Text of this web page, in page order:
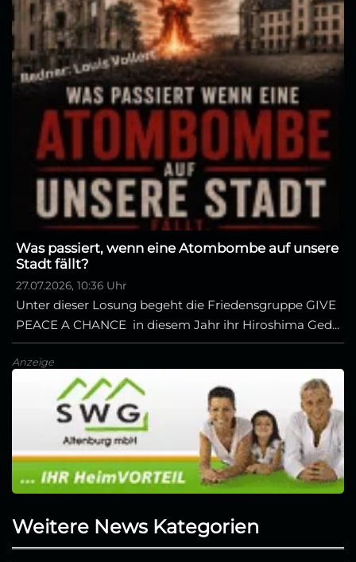
Was passiert, wenn eine Atombombe auf unsere
Stadt fällt?
27.07.2026, 10:36 Uhr
Unter dieser Losung begeht die Friedensgruppe GIVE
PEACE A CHANCE in diesem Jahr ihr Hiroshima Ged...
Anzeige
Weitere News Kategorien